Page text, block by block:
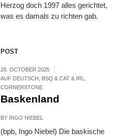
Herzog doch 1997 alles gerichtet,
was es damals zu richten gab.
POST
28. OCTOBER 2025
AUF DEUTSCH
BSQ & CAT & IRL
CORNERSTONE
Baskenland
BY INGO NIEBEL
(bpb, Ingo Niebel) Die baskische